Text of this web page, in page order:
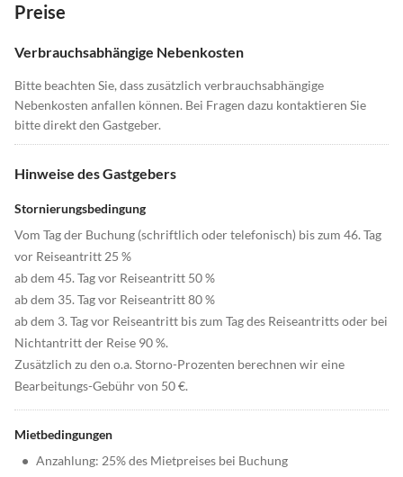
Preise
Verbrauchsabhängige Nebenkosten
Bitte beachten Sie, dass zusätzlich verbrauchsabhängige
Nebenkosten anfallen können. Bei Fragen dazu kontaktieren Sie
bitte direkt den Gastgeber.
Hinweise des Gastgebers
Stornierungsbedingung
Vom Tag der Buchung (schriftlich oder telefonisch) bis zum 46. Tag
vor Reiseantritt 25 %
ab dem 45. Tag vor Reiseantritt 50 %
ab dem 35. Tag vor Reiseantritt 80 %
ab dem 3. Tag vor Reiseantritt bis zum Tag des Reiseantritts oder bei
Nichtantritt der Reise 90 %.
Zusätzlich zu den o.a. Storno-Prozenten berechnen wir eine
Bearbeitungs-Gebühr von 50 €.
Mietbedingungen
• Anzahlung: 25% des Mietpreises bei Buchung